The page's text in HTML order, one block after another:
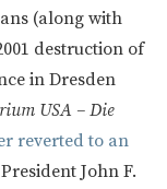
(along with
destruction of
in Dresden
USA – Die
reverted to an
John F.